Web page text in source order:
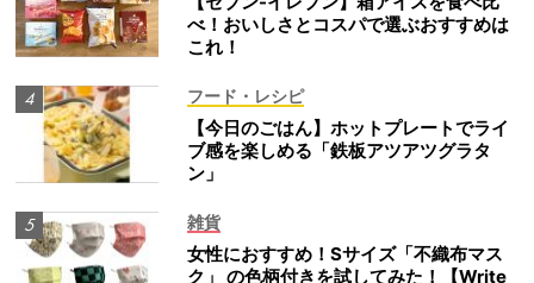
べ！おいしさとコスパで選ぶおすすめは
これ！
フード・レシピ
【今日のごはん】ホットプレートでライ
ブ感を楽しめる「鉄板アツアツグラタ
ン」
雑貨
女性におすすめ！Sサイズ「不織布マス
ク」 の色柄付きを試してみた！【Write